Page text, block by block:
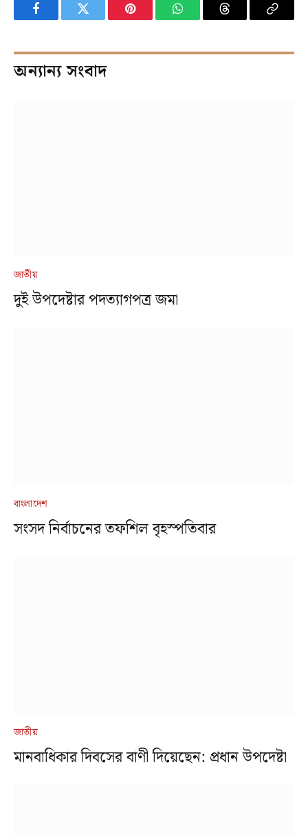
FacebookTwitter Pinterest WhatsAppThreads Copy
অন্যান্য সংবাদ
জাতীয়
দুই উপদেষ্টার পদত্যাগপত্র জমা
বাংলাদেশ
সংসদ নির্বাচনের তফশিল বৃহস্পতিবার
জাতীয়
মানবাধিকার দিবসের বাণী দিয়েছেন: প্রধান উপদেষ্টা